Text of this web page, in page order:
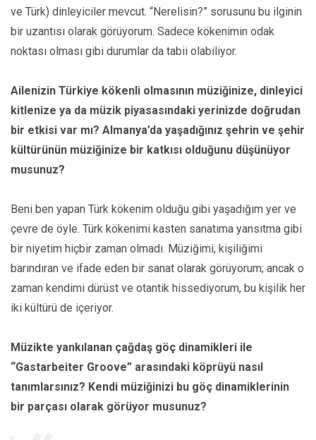
ve Türk) dinleyiciler mevcut. “Nerelisin?” sorusunu bu ilginin
bir uzantısı olarak görüyorum. Sadece kökenimin odak
noktası olması gibi durumlar da tabii olabiliyor.
Ailenizin Türkiye kökenli olmasının müziğinize, dinleyici
kitlenize ya da müzik piyasasındaki yerinizde doğrudan
bir etkisi var mı? Almanya’da yaşadığınız şehrin ve şehir
kültürünün müziğinize bir katkısı olduğunu düşünüyor
musunuz?
Beni ben yapan Türk kökenim olduğu gibi yaşadığım yer ve
çevre de öyle. Türk kökenimi kasten sanatıma yansıtma gibi
bir niyetim hiçbir zaman olmadı. Müziğimi, kişiliğimi
barındıran ve ifade eden bir sanat olarak görüyorum; ancak o
zaman kendimi dürüst ve otantik hissediyorum, bu kişilik her
iki kültürü de içeriyor.
Müzikte yankılanan çağdaş göç dinamikleri ile
“Gastarbeiter Groove” arasındaki köprüyü nasıl
tanımlarsınız? Kendi müziğinizi bu göç dinamiklerinin
bir parçası olarak görüyor musunuz?